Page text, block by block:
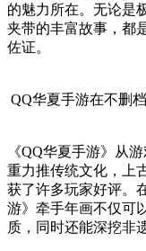
的魅力所在。无论是
夹带的丰富故事，都
佐证。
QQ华夏手游在不删
《QQ华夏手游》从
重力推传统文化，上
获了许多玩家好评。
游》牵手年画不仅可
质，同时还能深挖非